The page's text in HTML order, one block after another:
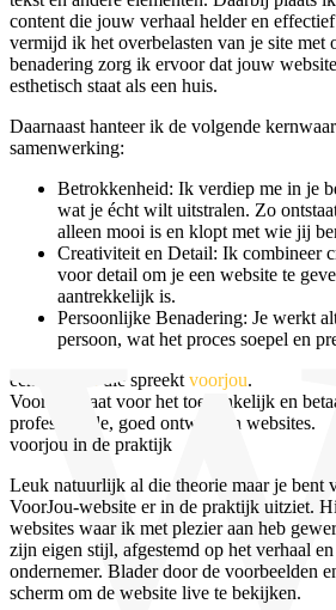
content die jouw verhaal helder en
vermijd ik het overbelasten van je site met
benadering zorg ik ervoor dat jouw
esthetisch staat als een huis.
Daarnaast hanteer ik de volgende
samenwerking:
Betrokkenheid: Ik verdiep me in je
wat je écht wilt uitstralen. Zo
alleen mooi is en klopt met wie jij
Creativiteit en Detail: Ik combineer
voor detail om je een website te
aantrekkelijk is.
Persoonlijke Benadering: Je werkt
persoon, wat het proces soepel en
een
die spreekt voorjou.
VoorJou staat voor het toegankelijk en
professionele, goed ontworpen websites.
voorjou in de praktijk
Leuk natuurlijk al die theorie maar je bent
VoorJou-website er in de praktijk uitziet.
websites waar ik met plezier aan heb
zijn eigen stijl, afgestemd op het verhaal
ondernemer. Blader door de voorbeelden
scherm om de website live te bekijken.